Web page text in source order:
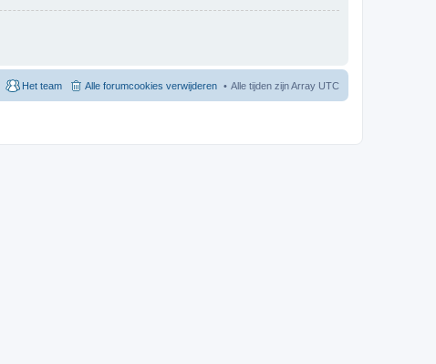
Alle tijden zijn Array UTC
Alle forumcookies verwijderen
Het team